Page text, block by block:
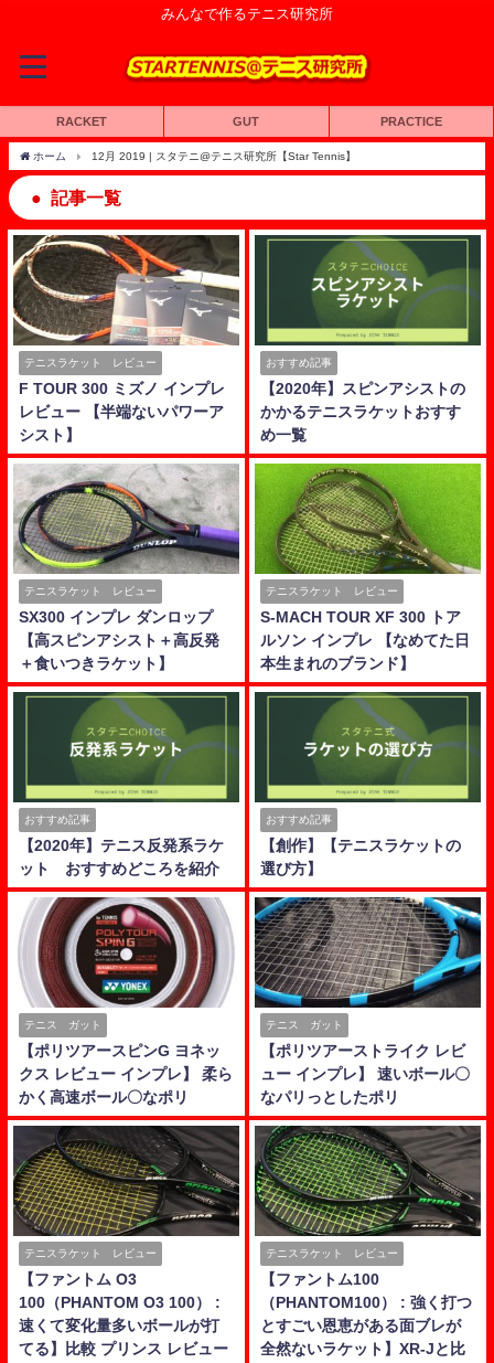
みんなで作るテニス研究所
RACKET GUT PRACTICE
ホーム 12月 2019 | スタテニ@テニス研究所【Star Tennis】
記事一覧
テニスラケット レビュー
F TOUR 300 ミズノ インプレ
レビュー 【半端ないパワーア
シスト】
おすすめ記事
【2020年】スピンアシストの
かかるテニスラケットおすす
め一覧
テニスラケット レビュー
SX300 インプレ ダンロップ
【高スピンアシスト＋高反発
＋食いつきラケット】
テニスラケット レビュー
S-MACH TOUR XF 300 トア
ルソン インプレ 【なめてた日
本生まれのブランド】
おすすめ記事
【2020年】テニス反発系ラケ
ット おすすめどころを紹介
おすすめ記事
【創作】【テニスラケットの
選び方】
テニス ガット
【ポリツアースピンG ヨネッ
クス レビュー インプレ】 柔ら
かく高速ボール〇なポリ
テニス ガット
【ポリツアーストライク レビ
ュー インプレ】 速いボール〇
なパリっとしたポリ
テニスラケット レビュー
【ファントム O3
100（PHANTOM O3 100） :
速くて変化量多いボールが打
てる】比較 プリンス レビュー
テニスラケット レビュー
【ファントム100
（PHANTOM100） : 強く打つ
とすごい恩恵がある面ブレが
全然ないラケット】XR-Jと比